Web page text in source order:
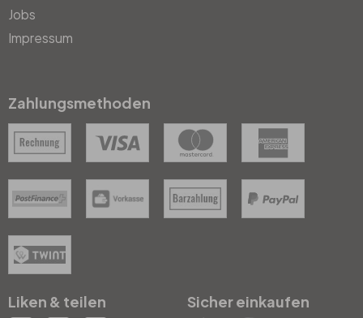
Jobs
Impressum
Zahlungsmethoden
Liken & teilen Sicher einkaufen